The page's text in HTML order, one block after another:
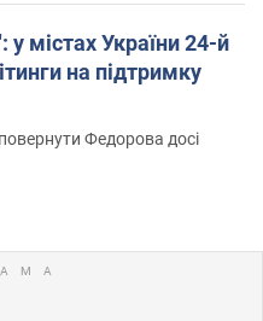
містах України 24-й
на підтримку
Федорова досі